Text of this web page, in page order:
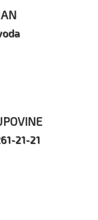
21-21